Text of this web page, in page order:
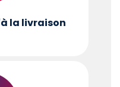
la livraison